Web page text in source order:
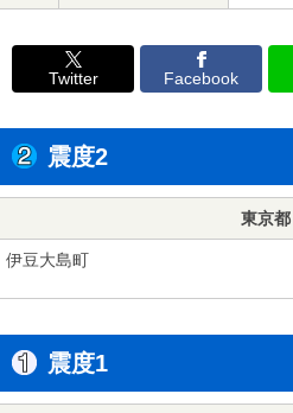
Twitter Facebook
震度2
東京都
伊豆大島町
震度1